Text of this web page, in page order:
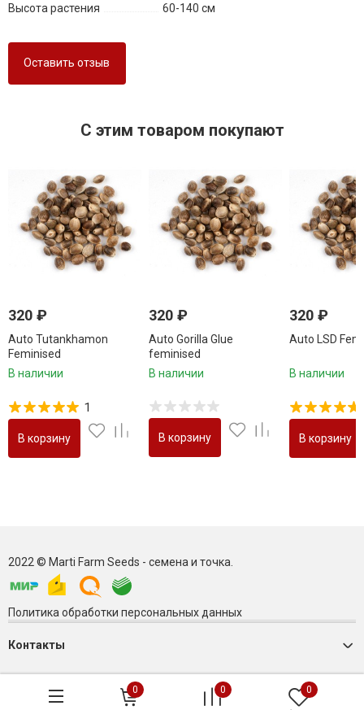
Высота растения
60-140 см
Оставить отзыв
C этим товаром покупают
320 ₽
Auto Tutankhamon
Feminised
В наличии
1
В корзину
320 ₽
Auto Gorilla Glue
feminised
В наличии
В корзину
320 ₽
Auto LSD
В наличии
В корзину
2022 © Marti Farm Seeds - семена и точка.
Политика обработки персональных данных
Контакты
0 0 0